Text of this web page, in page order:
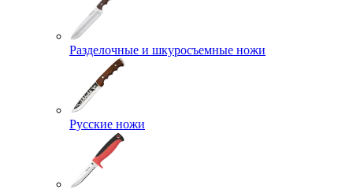
Разделочные и шкуросъемные ножи
Русские ножи